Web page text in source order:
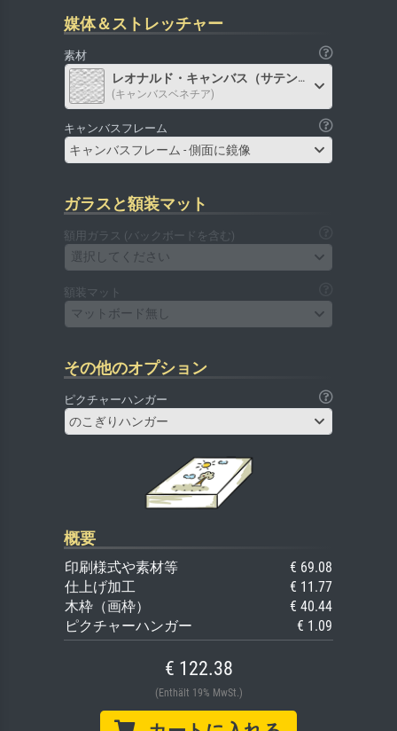
媒体＆ストレッチャー
素材
レオナルド・キャンバス（サテン）
(キャンバスベネチア)
キャンバスフレーム
キャンバスフレーム - 側面に鏡像
ガラスと額装マット
額用ガラス (バックボードを含む)
選択してください
額装マット
マットボード無し
その他のオプション
ピクチャーハンガー
のこぎりハンガー
概要
印刷様式や素材等
€ 69.08
仕上げ加工
€ 11.77
木枠（画枠）
€ 40.44
ピクチャーハンガー
€ 1.09
€ 122.38
(Enthält 19% MwSt.)